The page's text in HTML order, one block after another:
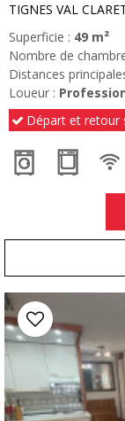
TIGNES VAL
Superficie : 49 m²
Nombre de
Distances
Loueur :
Départ et retour